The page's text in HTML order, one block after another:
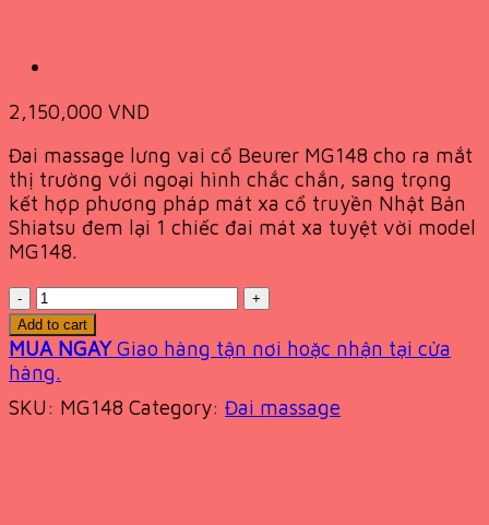
2,150,000 VND
Đai massage lưng vai cổ Beurer MG148 cho ra mắt
thị trường với ngoại hình chắc chắn, sang trọng
kết hợp phương pháp mát xa cổ truyền Nhật Bản
Shiatsu đem lại 1 chiếc đai mát xa tuyệt vời model
MG148.
Quantity
Add to cart
MUA NGAY Giao hàng tận nơi hoặc nhận tại cửa
hàng.
SKU: MG148 Category: Đai massage